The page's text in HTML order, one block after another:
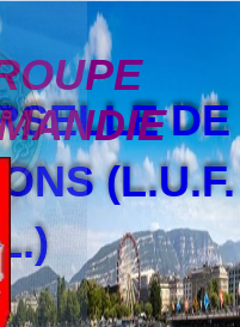
DE
(L.U.F.